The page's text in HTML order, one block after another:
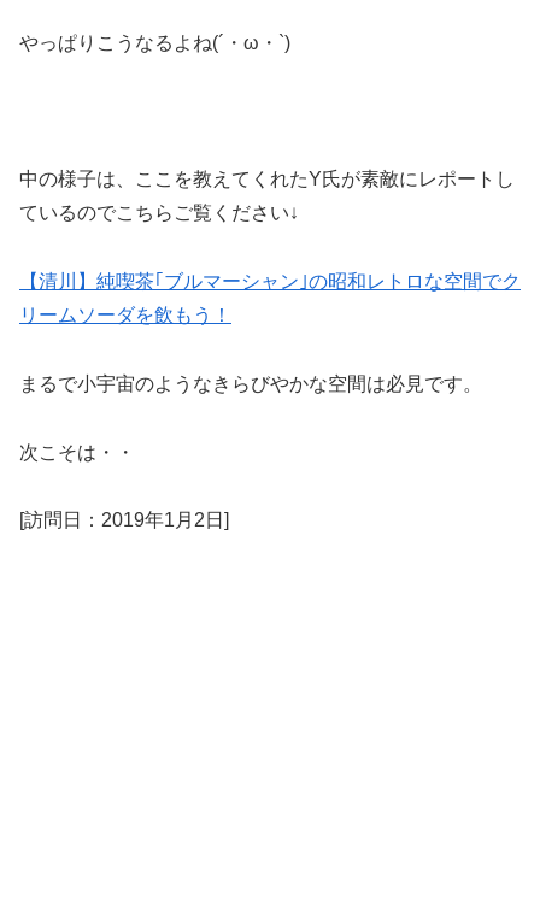
やっぱりこうなるよね(´・ω・`)
中の様子は、ここを教えてくれたY氏が素敵にレポートし
ているのでこちらご覧ください↓
【清川】純喫茶｢ブルマーシャン｣の昭和レトロな空間でク
リームソーダを飲もう！
まるで小宇宙のようなきらびやかな空間は必見です。
次こそは・・
[訪問日：2019年1月2日]